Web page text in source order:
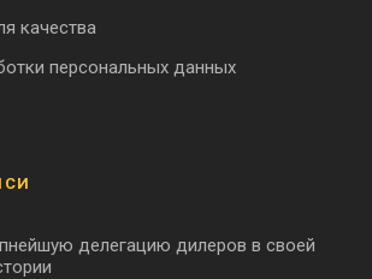
качества
персональных данных
делегацию дилеров в своей